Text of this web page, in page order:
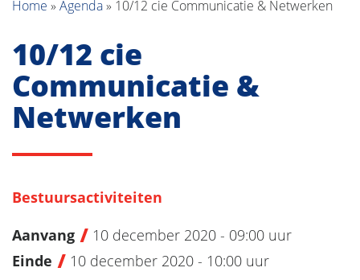
Home » Agenda» 10/12 cie Communicatie & Netwerken
10/12 cie
Communicatie &
Netwerken
Bestuursactiviteiten
Aanvang
10 december 2020 - 09:00 uur
Einde
10 december 2020 - 10:00 uur